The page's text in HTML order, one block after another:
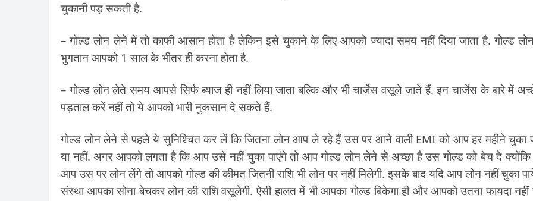
चुकानी पड़ सकती है.
– गोल्ड लोन लेने में तो काफी आसान होता है लेकिन इसे चुकाने के लिए आपको ज्यादा समय नहीं दिया जाता है. गोल्ड
भुगतान आपको 1 साल के भीतर ही करना होता है.
– गोल्ड लोन लेते समय आपसे सिर्फ ब्याज ही नहीं लिया जाता बल्कि और भी चार्जेस वसूले जाते हैं. इन चार्जेस के बारे में
पड़ताल करें नहीं तो ये आपको भारी नुकसान दे सकते हैं.
गोल्ड लोन लेने से पहले ये सुनिश्चित कर लें कि जितना लोन आप ले रहे हैं उस पर आने वाली EMI को आप हर महीने चुका
या नहीं. अगर आपको लगता है कि आप उसे नहीं चुका पाएंगे तो आप गोल्ड लोन लेने से अच्छा है उस गोल्ड को बेच दे क्योंकि
आप उस पर लोन लेंगे तो आपको गोल्ड की कीमत जितनी राशि भी लोन पर नहीं मिलेगी. इसके बाद यदि आप लोन नहीं चुका
संस्था आपका सोना बेचकर लोन की राशि वसूलेगी. ऐसी हालत में भी आपका गोल्ड बिकेगा ही और आपको उतना फायदा नहीं